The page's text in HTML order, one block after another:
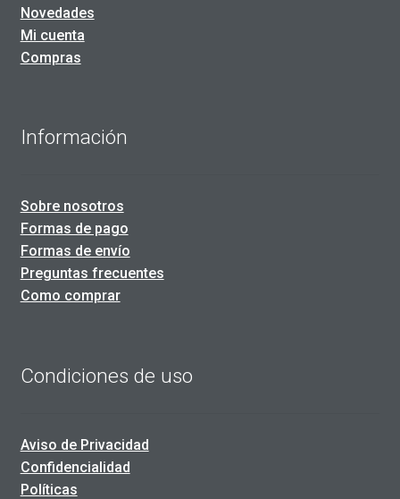
Novedades
Mi cuenta
Compras
Información
Sobre nosotros
Formas de pago
Formas de envío
Preguntas frecuentes
Como comprar
Condiciones de uso
Aviso de Privacidad
Confidencialidad
Políticas